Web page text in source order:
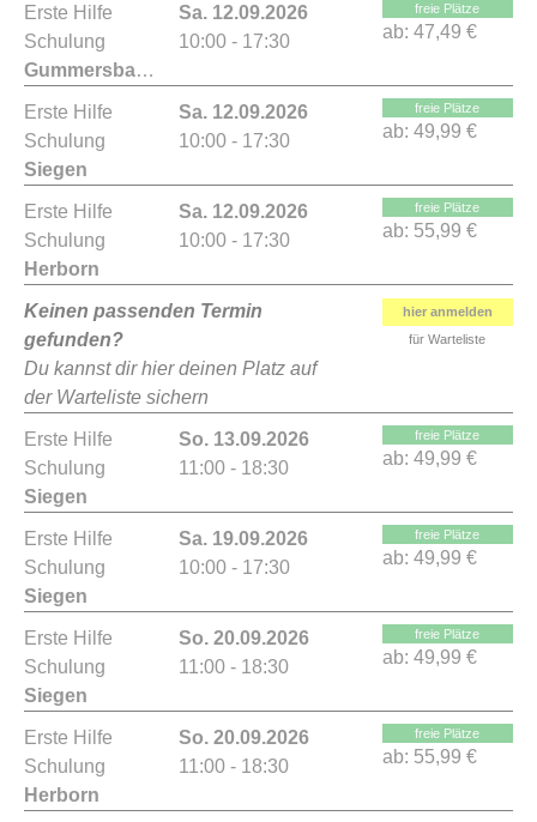
Erste Hilfe
Schulung
Gummersbach
Sa. 12.09.2026
10:00 - 17:30
freie Plätze
ab: 47,49 €
Erste Hilfe
Schulung
Siegen
Sa. 12.09.2026
10:00 - 17:30
freie Plätze
ab: 49,99 €
Erste Hilfe
Schulung
Herborn
Sa. 12.09.2026
10:00 - 17:30
freie Plätze
ab: 55,99 €
Keinen passenden Termin
gefunden?
Du kannst dir hier deinen Platz auf
der Warteliste sichern
hier anmelden
für Warteliste
Erste Hilfe
Schulung
Siegen
So. 13.09.2026
11:00 - 18:30
freie Plätze
ab: 49,99 €
Erste Hilfe
Schulung
Siegen
Sa. 19.09.2026
10:00 - 17:30
freie Plätze
ab: 49,99 €
Erste Hilfe
Schulung
Siegen
So. 20.09.2026
11:00 - 18:30
freie Plätze
ab: 49,99 €
Erste Hilfe
Schulung
Herborn
So. 20.09.2026
11:00 - 18:30
freie Plätze
ab: 55,99 €